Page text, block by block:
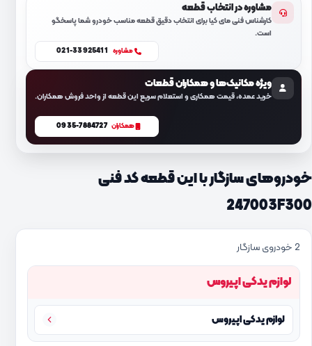
مشاوره در انتخاب قطعه
کارشناس فنی مای کیا برای انتخاب دقیق قطعه مناسب خودرو شما پاسخگو
است.
مشاوره 021-33925411
ویژه مکانیک‌ها و همکاران قطعات
خرید عمده، قیمت همکاری و استعلام سریع این قطعه از واحد فروش همکاران.
همکاران 0935-7884727
خودروهای سازگار با این قطعه کد فنی
247003F300
2 خودروی سازگار
لوازم یدکی اپیروس
لوازم یدکی اپیروس